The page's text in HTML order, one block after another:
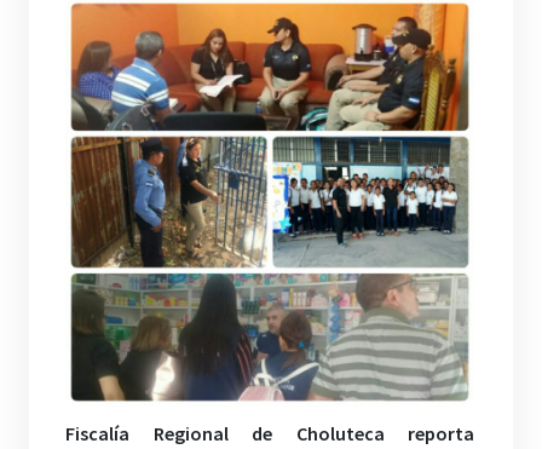
Fiscalía Regional de Choluteca reporta